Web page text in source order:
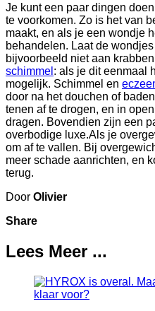
Je kunt een paar dingen
te voorkomen. Zo is het van
maakt, en als je een wondje
behandelen. Laat de
bijvoorbeeld niet aan
schimmel : als je dit eenmaal
mogelijk. Schimmel en
door na het douchen of
tenen af te drogen, en in
dragen. Bovendien zijn een
overbodige luxe.Als je
om af te vallen. Bij
meer schade aanrichten, en
terug.
Door Olivier
Share
Lees Meer ...